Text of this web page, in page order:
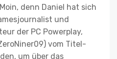
denn Daniel hat sich
und
der PC Powerplay,
vom Titel-
um über das